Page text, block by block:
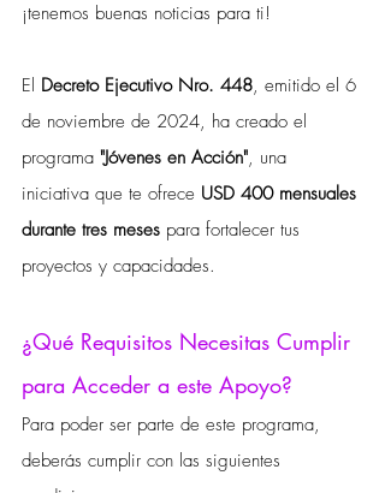
¡tenemos buenas noticias para ti!
El Decreto Ejecutivo Nro. 448, emitido el 6
de noviembre de 2024, ha creado el
programa "Jóvenes en Acción", una
iniciativa que te ofrece USD 400 mensuales
durante tres meses para fortalecer tus
proyectos y capacidades.
¿Qué Requisitos Necesitas Cumplir
para Acceder a este Apoyo?
Para poder ser parte de este programa,
deberás cumplir con las siguientes